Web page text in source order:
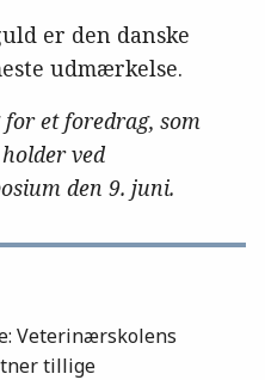
er den danske
udmærkelse.
et foredrag, som
ved
den 9. juni.
Veterinærskolens
tillige